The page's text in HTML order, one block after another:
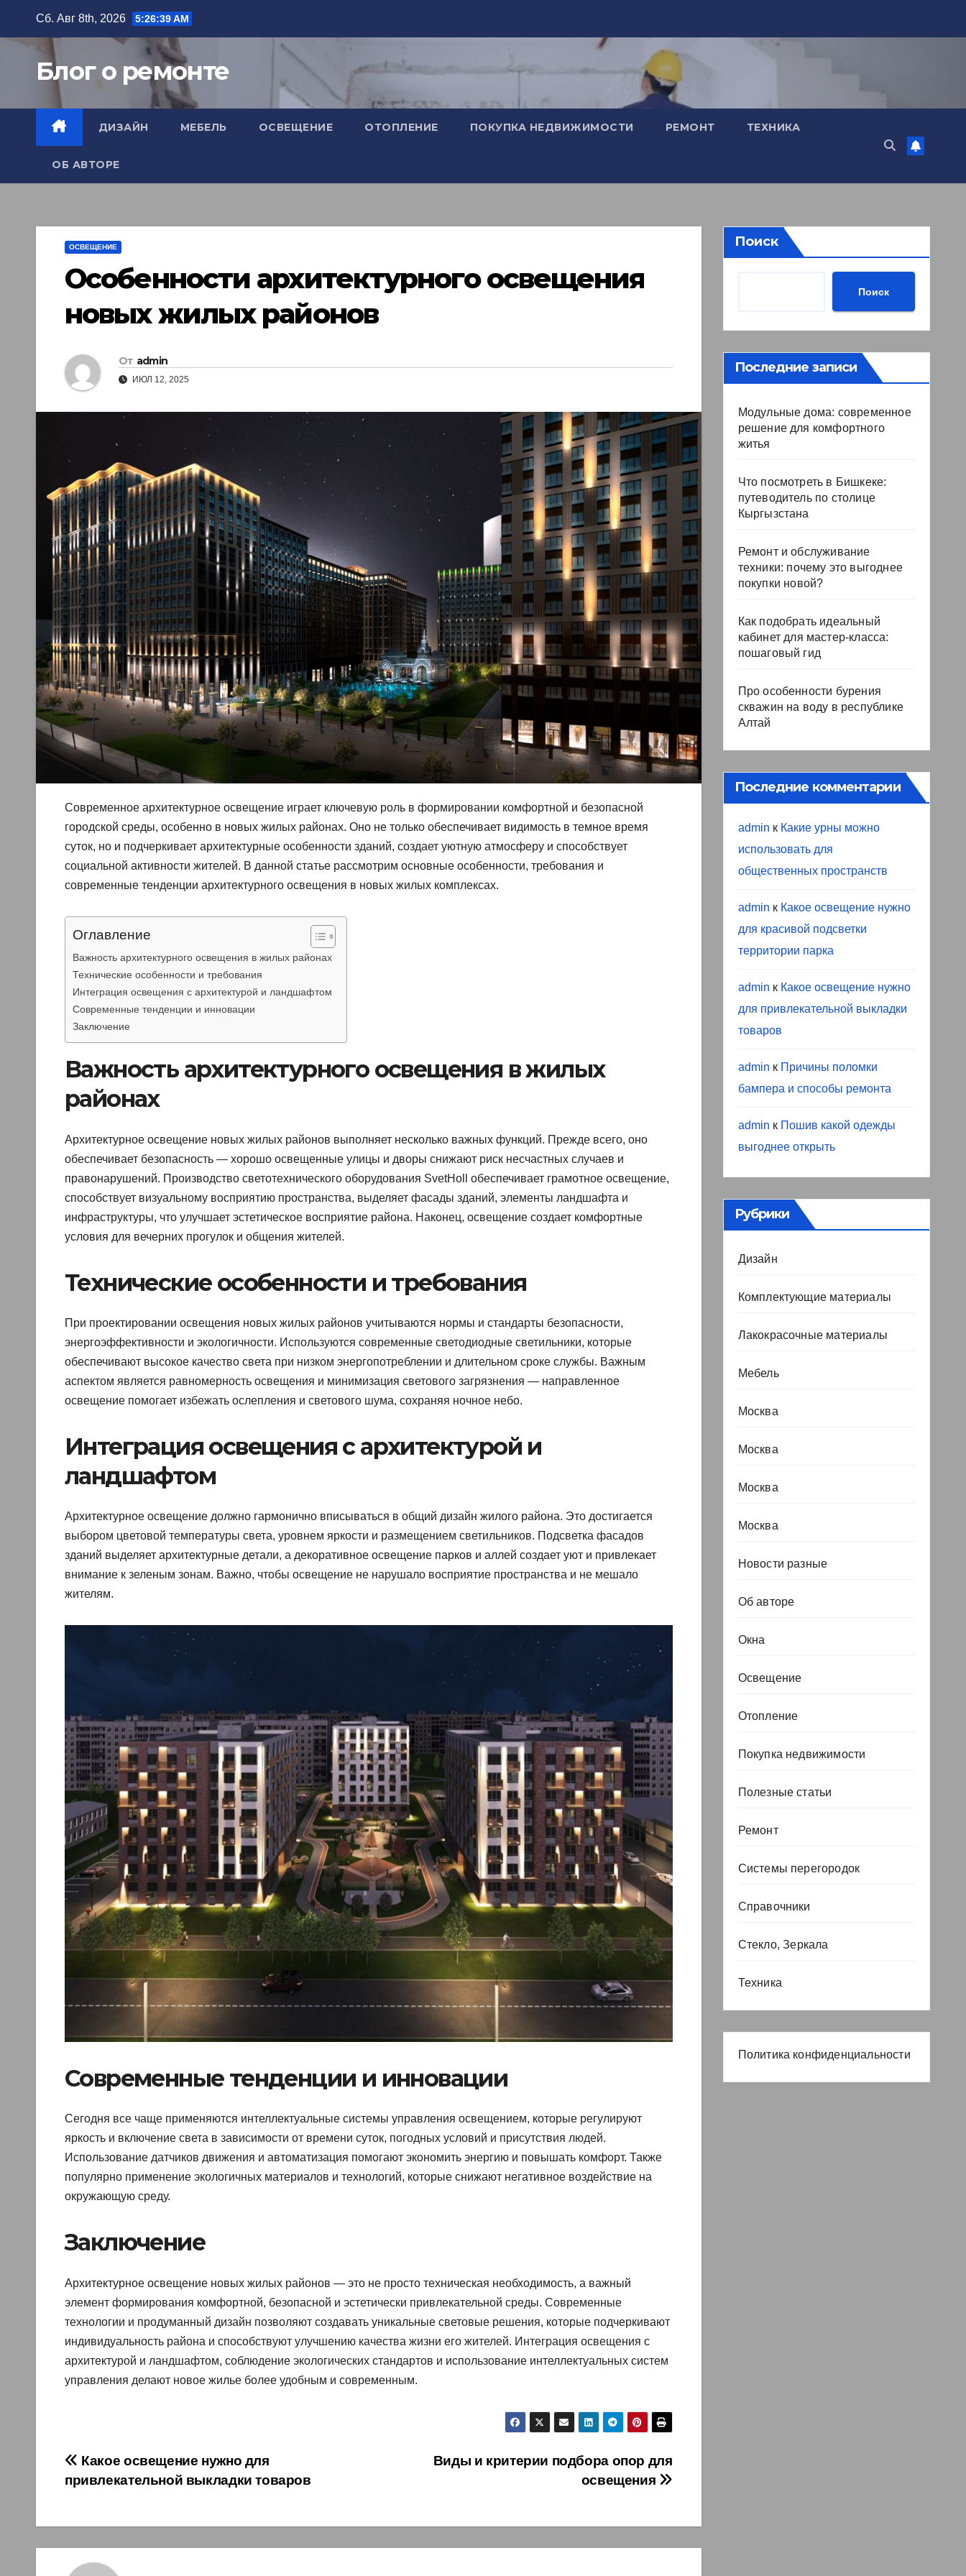
содержимому
Сб. Авг 8th, 2026 5:26:40 AM
Блог о ремонте
ДИЗАЙН МЕБЕЛЬ ОСВЕЩЕНИЕ ОТОПЛЕНИЕ ПОКУПКА НЕДВИЖИМОСТИ РЕМОНТ ТЕХНИКА
ОБ АВТОРЕ
ОСВЕЩЕНИЕ
Особенности архитектурного освещения
новых жилых районов
От admin
ИЮЛ 12, 2025
Современное архитектурное освещение играет ключевую роль в формировании комфортной и безопасной
городской среды, особенно в новых жилых районах. Оно не только обеспечивает видимость в темное время
суток, но и подчеркивает архитектурные особенности зданий, создает уютную атмосферу и способствует
социальной активности жителей. В данной статье рассмотрим основные особенности, требования и
современные тенденции архитектурного освещения в новых жилых комплексах.
Оглавление
Важность архитектурного освещения в жилых районах
Технические особенности и требования
Интеграция освещения с архитектурой и ландшафтом
Современные тенденции и инновации
Заключение
Важность архитектурного освещения в жилых
районах
Архитектурное освещение новых жилых районов выполняет несколько важных функций. Прежде всего, оно
обеспечивает безопасность — хорошо освещенные улицы и дворы снижают риск несчастных случаев и
правонарушений. Производство светотехнического оборудования SvetHoll обеспечивает грамотное освещение,
способствует визуальному восприятию пространства, выделяет фасады зданий, элементы ландшафта и
инфраструктуры, что улучшает эстетическое восприятие района. Наконец, освещение создает комфортные
условия для вечерних прогулок и общения жителей.
Технические особенности и требования
При проектировании освещения новых жилых районов учитываются нормы и стандарты безопасности,
энергоэффективности и экологичности. Используются современные светодиодные светильники, которые
обеспечивают высокое качество света при низком энергопотреблении и длительном сроке службы. Важным
аспектом является равномерность освещения и минимизация светового загрязнения — направленное
освещение помогает избежать ослепления и светового шума, сохраняя ночное небо.
Интеграция освещения с архитектурой и
ландшафтом
Архитектурное освещение должно гармонично вписываться в общий дизайн жилого района. Это достигается
выбором цветовой температуры света, уровнем яркости и размещением светильников. Подсветка фасадов
зданий выделяет архитектурные детали, а декоративное освещение парков и аллей создает уют и привлекает
внимание к зеленым зонам. Важно, чтобы освещение не нарушало восприятие пространства и не мешало
жителям.
Современные тенденции и инновации
Сегодня все чаще применяются интеллектуальные системы управления освещением, которые регулируют
яркость и включение света в зависимости от времени суток, погодных условий и присутствия людей.
Использование датчиков движения и автоматизация помогают экономить энергию и повышать комфорт. Также
популярно применение экологичных материалов и технологий, которые снижают негативное воздействие на
окружающую среду.
Заключение
Архитектурное освещение новых жилых районов — это не просто техническая необходимость, а важный
элемент формирования комфортной, безопасной и эстетически привлекательной среды. Современные
технологии и продуманный дизайн позволяют создавать уникальные световые решения, которые подчеркивают
индивидуальность района и способствуют улучшению качества жизни его жителей. Интеграция освещения с
архитектурой и ландшафтом, соблюдение экологических стандартов и использование интеллектуальных систем
управления делают новое жилье более удобным и современным.
Навигация
по
записям
Виды и критерии подбора опор для
освещения
Какое освещение нужно для
привлекательной выкладки товаров
Поиск
Поиск
Последние записи
Модульные дома: современное
решение для комфортного
житья
Что посмотреть в Бишкеке:
путеводитель по столице
Кыргызстана
Ремонт и обслуживание
техники: почему это выгоднее
покупки новой?
Как подобрать идеальный
кабинет для мастер-класса:
пошаговый гид
Про особенности бурения
скважин на воду в республике
Алтай
Последние комментарии
admin к Какие урны можно
использовать для
общественных пространств
admin к Какое освещение нужно
для красивой подсветки
территории парка
admin к Какое освещение нужно
для привлекательной выкладки
товаров
admin к Причины поломки
бампера и способы ремонта
admin к Пошив какой одежды
выгоднее открыть
Рубрики
Дизайн
Комплектующие материалы
Лакокрасочные материалы
Мебель
Москва
Москва
Москва
Москва
Новости разные
Об авторе
Окна
Освещение
Отопление
Покупка недвижимости
Полезные статьи
Ремонт
Системы перегородок
Справочники
Стекло, Зеркала
Техника
Политика конфиденциальности